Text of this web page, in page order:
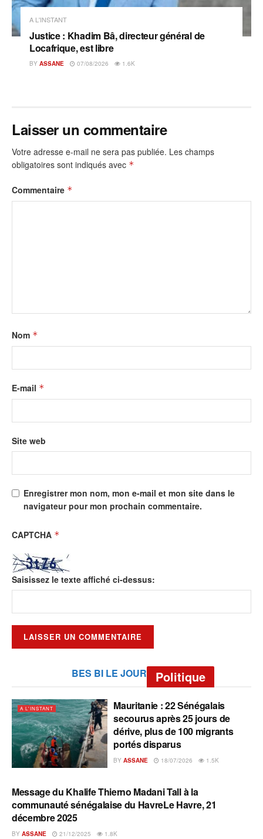
A L'INSTANT
Justice : Khadim Bâ, directeur général de
Locafrique, est libre
BY ASSANE 07/08/2026 1.6K
Laisser un commentaire
Votre adresse e-mail ne sera pas publiée. Les champs
obligatoires sont indiqués avec *
Commentaire *
Nom *
E-mail *
Site web
Enregistrer mon nom, mon e-mail et mon site dans le
navigateur pour mon prochain commentaire.
CAPTCHA *
Saisissez le texte affiché ci-dessus:
BES BI LE JOUR Politique
A L'INSTANT
Mauritanie : 22 Sénégalais
secourus après 25 jours de
dérive, plus de 100 migrants
portés disparus
BY ASSANE 18/07/2026 1.5K
A L'INSTANT
Message du Khalife Thierno Madani Tall à la
communauté sénégalaise du HavreLe Havre, 21
décembre 2025
BY ASSANE 21/12/2025 1.8K